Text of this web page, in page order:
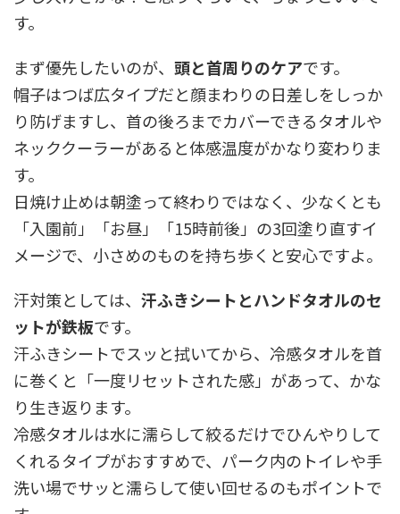
す。
まず優先したいのが、 頭と首周りのケアです。
帽子はつば広タイプだと顔まわりの日差しをしっか
り防げますし、首の後ろまでカバーできるタオルや
ネッククーラーがあると体感温度がかなり変わりま
す。
日焼け止めは朝塗って終わりではなく、少なくとも
「入園前」「お昼」「15時前後」の3回塗り直すイ
メージで、小さめのものを持ち歩くと安心ですよ。
汗対策としては、 汗ふきシートとハンドタオルのセ
ットが鉄板です。
汗ふきシートでスッと拭いてから、冷感タオルを首
に巻くと「一度リセットされた感」があって、かな
り生き返ります。
冷感タオルは水に濡らして絞るだけでひんやりして
くれるタイプがおすすめで、パーク内のトイレや手
洗い場でサッと濡らして使い回せるのもポイントで